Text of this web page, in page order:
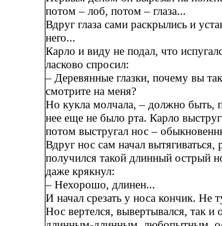
потом – лоб, потом – глаза...
Вдруг глаза сами раскрылись и
него...
Карло и виду не подал, что
ласково спросил:
– Деревянные глазки, почему вы
смотрите на меня?
Но кукла молчала, – должно быть,
нее еще не было рта. Карло
потом выстругал нос –
Вдруг нос сам начал вытягиваться,
получился такой длинный острый
даже крякнул:
– Нехорошо, длинен...
И начал срезать у носа кончик. Не
Нос вертелся, вывертывался, так и